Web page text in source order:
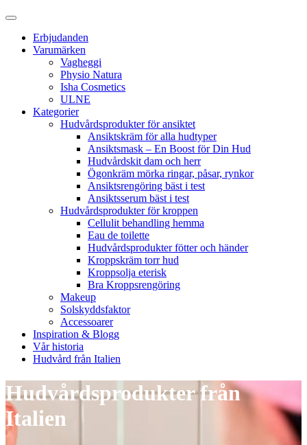
Erbjudanden
Varumärken
Vagheggi
Physio Natura
Isha Cosmetics
ULNE
Kategorier
Hudvårdsprodukter för ansiktet
Ansiktskräm för alla hudtyper
Ansiktsmask – En Boost för Din Hud
Hudvårdskit dam och herr
Ögonkräm mörka ringar, påsar, rynkor
Ansiktsrengöring bäst i test
Ansiktsserum bäst i test
Hudvårdsprodukter för kroppen
Cellulit behandling hemma
Eau de toilette
Hudvårdsprodukter fötter och händer
Kroppskräm torr hud
Kroppsolja eterisk
Bra Kroppsrengöring
Makeup
Solskyddsfaktor
Accessoarer
Inspiration & Blogg
Vår historia
Hudvård från Italien
Hudvårdsprodukter från
Italien